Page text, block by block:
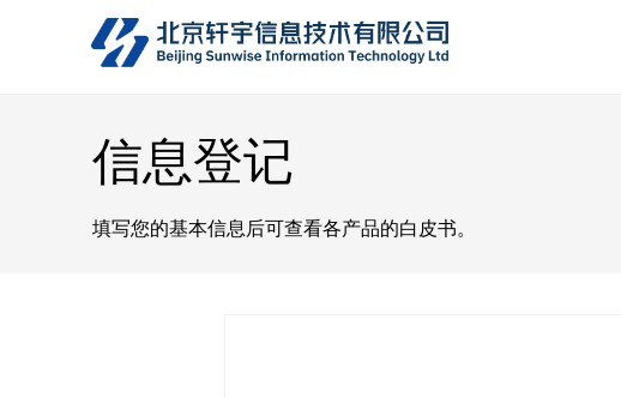
信息登记
填写您的基本信息后可查看各产品的白皮书。